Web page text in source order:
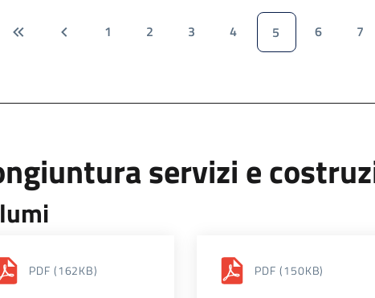
1 2 3 4 5 6 7
servizi e
PDF (162KB) PDF (150KB)